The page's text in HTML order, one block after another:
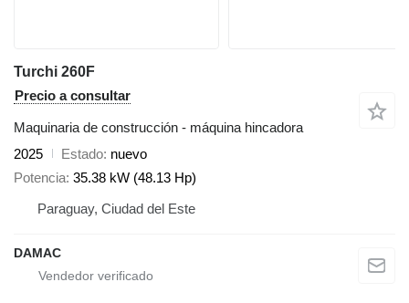
Turchi 260F
Precio a consultar
Maquinaria de construcción - máquina hincadora
2025
Estado nuevo
Potencia 35.38 kW (48.13 Hp)
Paraguay, Ciudad del Este
DAMAC